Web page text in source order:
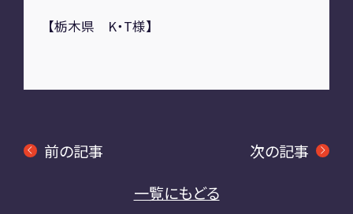
【栃木県 K・T様】
前の記事
一覧にもどる
次の記事